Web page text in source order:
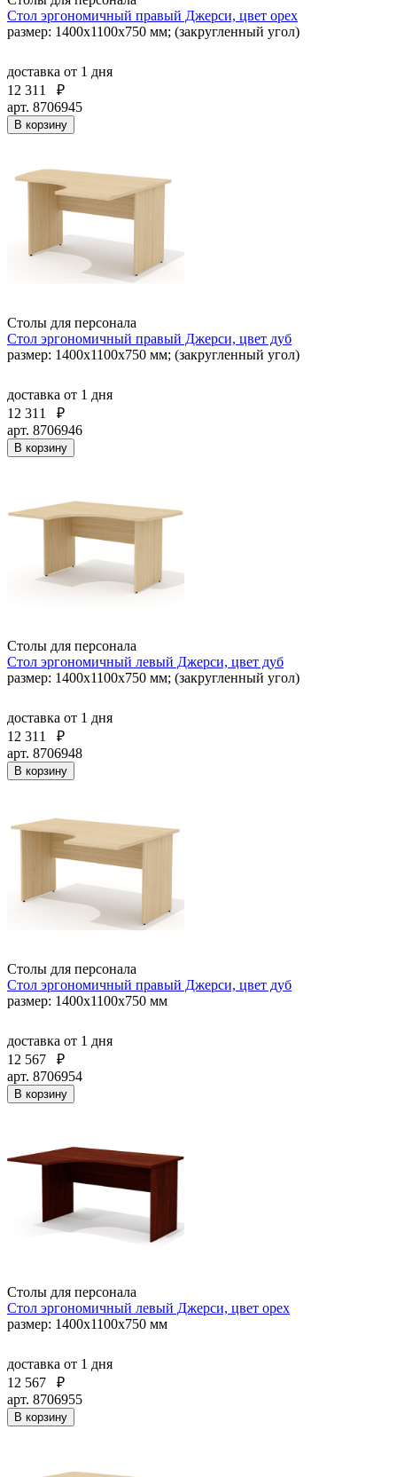
Стол эргономичный правый Джерси, цвет орех
размер: 1400x1100x750 мм; (закругленный угол)
доставка от 1 дня
12 311
₽
арт. 8706945
В корзину
Столы для персонала
Стол эргономичный правый Джерси, цвет дуб
размер: 1400x1100x750 мм; (закругленный угол)
доставка от 1 дня
12 311
₽
арт. 8706946
В корзину
Столы для персонала
Стол эргономичный левый Джерси, цвет дуб
размер: 1400x1100x750 мм; (закругленный угол)
доставка от 1 дня
12 311
₽
арт. 8706948
В корзину
Столы для персонала
Стол эргономичный правый Джерси, цвет дуб
размер: 1400x1100x750 мм
доставка от 1 дня
12 567
₽
арт. 8706954
В корзину
Столы для персонала
Стол эргономичный левый Джерси, цвет орех
размер: 1400x1100x750 мм
доставка от 1 дня
12 567
₽
арт. 8706955
В корзину